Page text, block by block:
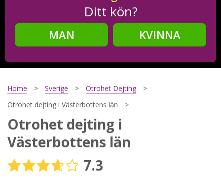
Ditt kön?
MAN
KVINNA
Steg2
Steg3
Din mailadress?
Home Sverige
Otrohet Dejting
Otrohet dejting i Västerbottens län
Otrohet dejting i
Västerbottens län
7.3